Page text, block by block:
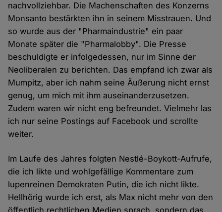
nachvollziehbar. Die Machenschaften des Konzerns
Monsanto bestärkten ihn in seinem Misstrauen. Und
so wurde aus der "Pharmaindustrie" ein paar
Monate später die "Pharmalobby". Die Presse
beschuldigte er infolgedessen, nur im Sinne der
Neoliberalen zu berichten. Das empfand ich zwar als
Mumpitz, aber ich nahm seine Äußerung nicht ernst
genug, um mich mit ihm auseinanderzusetzen.
Zudem waren wir nicht eng befreundet. Vielmehr las
ich nur seine Postings auf Facebook und scrollte
weiter.
Im Laufe des Jahres folgten Nestlé-Boykott-Aufrufe,
die ich likte und wohlgefällige Kommentare zum
lupenreinen Demokraten Putin, die ich nicht likte.
Hellhörig wurde ich erst, als Max nicht mehr von den